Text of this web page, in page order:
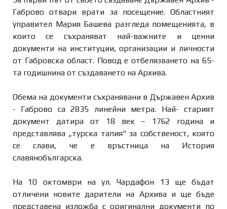
Габрово отвари врати за посещение. Областният
управител Мария Башева разгледа помещенията, в
които се съхраняват най-важните и ценни
документи на институции, организации и личности
от Габровска област. Повод е отбелязването на 65-
та годишнина от създаването на Архива.
Обема на документи съхранявани в Държавен Архив
- Габрово са 2835 линейни метра. Най- старият
документ датира от 18 век – 1762 година и
представлява „турска тапия“ за собственост, която
се слави, че е връстница на История
славянобългарска.
На 10 октомври на ул. Чардафон 13 ще бъдат
отличени новите дарители на Архива и ще бъде
представена изложба с оригинални документи по